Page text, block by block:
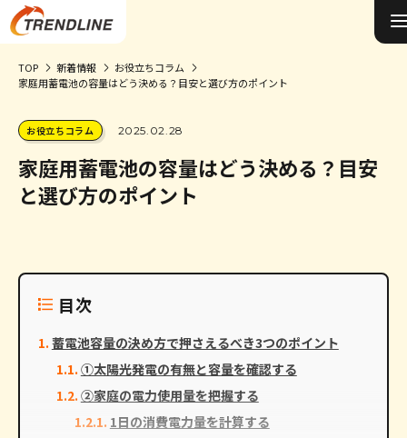
太陽光発電について
オール電化について
お役立ちコラム
会社概要
TOP 新着情報
お役立ちコラム
家庭用蓄電池の容量はどう決める？目安と選び方のポイント
お役立ちコラム 2025.02.28
家庭用蓄電池の容量はどう決める？目安
と選び方のポイント
目次
蓄電池容量の決め方で押さえるべき3つのポイント
①太陽光発電の有無と容量を確認する
②家庭の電力使用量を把握する
1日の消費電力量を計算する